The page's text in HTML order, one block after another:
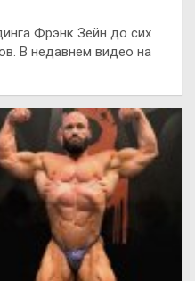
Фрэнк Зейн до сих
В недавнем видео на